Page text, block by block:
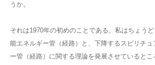
うか。
それは1970年の初めのことである。私はちょう
能エネルギー管（経路）と、下降するスピリチ
ー管（経路）に関する理論を発展させていると